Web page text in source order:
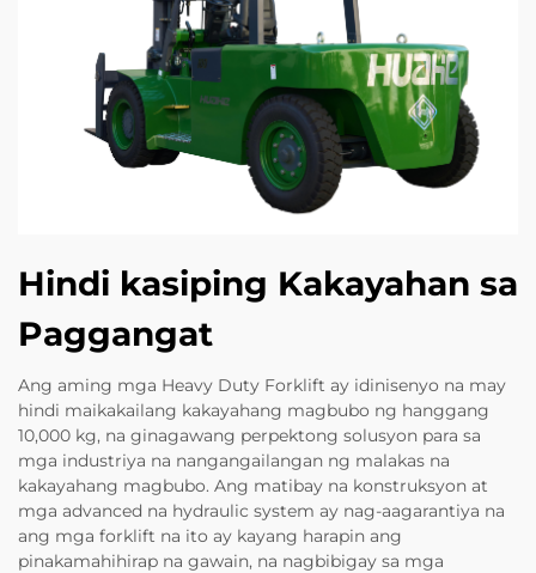
Hindi kasiping Kakayahan sa
Paggangat
Ang aming mga Heavy Duty Forklift ay idinisenyo na may
hindi maikakailang kakayahang magbubo ng hanggang
10,000 kg, na ginagawang perpektong solusyon para sa
mga industriya na nangangailangan ng malakas na
kakayahang magbubo. Ang matibay na konstruksyon at
mga advanced na hydraulic system ay nag-aagarantiya na
ang mga forklift na ito ay kayang harapin ang
pinakamahihirap na gawain, na nagbibigay sa mga